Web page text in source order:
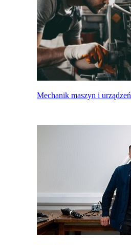
Mechanik maszyn i urządzeń